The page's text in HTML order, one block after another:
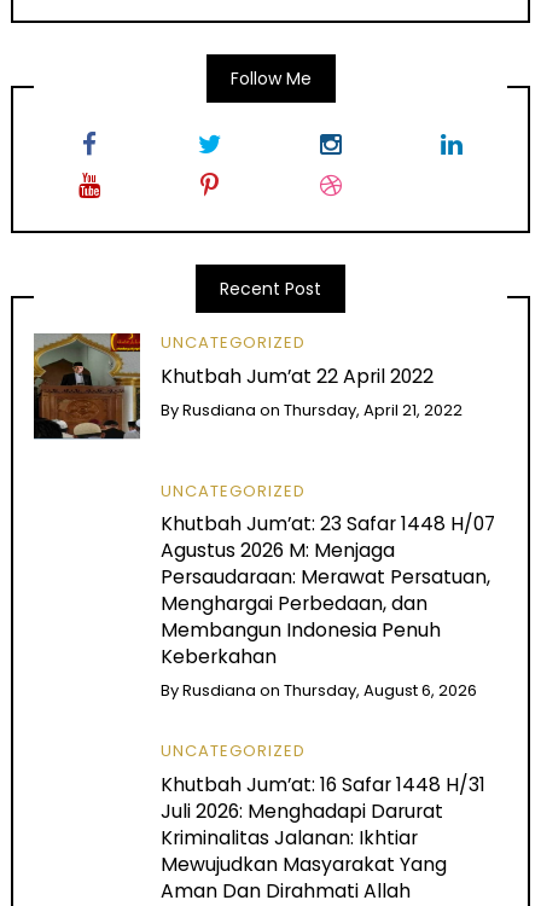
Follow Me
Recent Post
UNCATEGORIZED
Khutbah Jum’at 22 April 2022
ByRusdiana onThursday, April 21, 2022
UNCATEGORIZED
Khutbah Jum’at: 23 Safar 1448 H/07
Agustus 2026 M: Menjaga
Persaudaraan: Merawat Persatuan,
Menghargai Perbedaan, dan
Membangun Indonesia Penuh
Keberkahan
ByRusdiana onThursday, August 6, 2026
UNCATEGORIZED
Khutbah Jum’at: 16 Safar 1448 H/31
Juli 2026: Menghadapi Darurat
Kriminalitas Jalanan: Ikhtiar
Mewujudkan Masyarakat Yang
Aman Dan Dirahmati Allah